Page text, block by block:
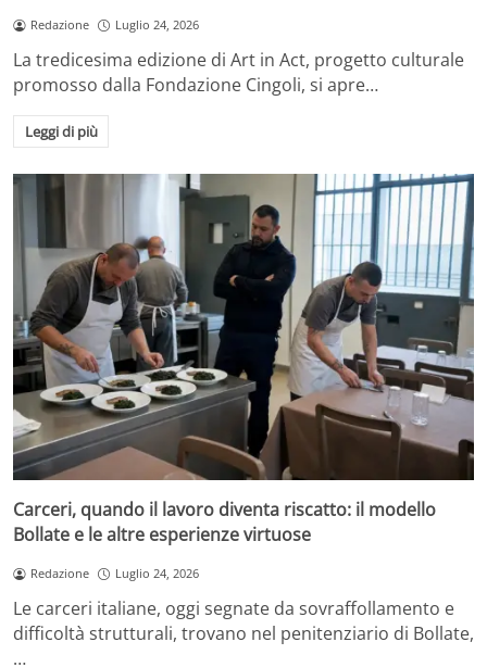
Redazione Luglio 24, 2026
La tredicesima edizione di Art in Act, progetto culturale
promosso dalla Fondazione Cingoli, si apre…
Leggi di più
Carceri, quando il lavoro diventa riscatto: il modello
Bollate e le altre esperienze virtuose
Redazione Luglio 24, 2026
Le carceri italiane, oggi segnate da sovraffollamento e
difficoltà strutturali, trovano nel penitenziario di Bollate,
…